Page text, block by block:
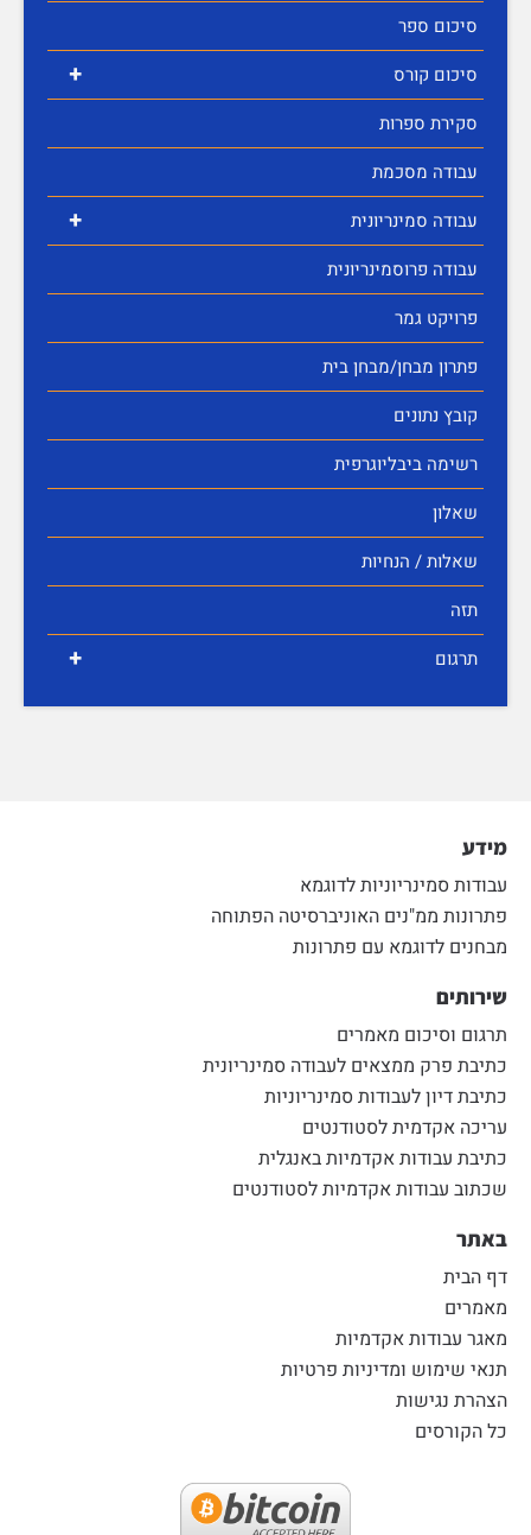
סיכום ספר
+
סיכום קורס
סקירת ספרות
עבודה מסכמת
+
עבודה סמינריונית
עבודה פרוסמינריונית
פרויקט גמר
פתרון מבחן/מבחן בית
קובץ נתונים
רשימה ביבליוגרפית
שאלון
שאלות / הנחיות
תזה
+ תרגום
מידע
עבודות סמינריוניות לדוגמא
פתרונות ממ"נים האוניברסיטה הפתוחה
מבחנים לדוגמא עם פתרונות
שירותים
תרגום וסיכום מאמרים
כתיבת פרק ממצאים לעבודה סמינריונית
כתיבת דיון לעבודות סמינריוניות
עריכה אקדמית לסטודנטים
כתיבת עבודות אקדמיות באנגלית
שכתוב עבודות אקדמיות לסטודנטים
באתר
דף הבית
מאמרים
מאגר עבודות אקדמיות
תנאי שימוש ומדיניות פרטיות
הצהרת נגישות
כל הקורסים